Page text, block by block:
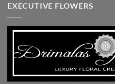
EXECUTIVE FLOWERS